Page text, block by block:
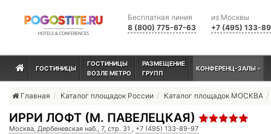
из Москвы
+7 (495) 133-
Бесплатная линия
8 (800) 775-67-63
ГОСТИНИЦЫ
ГОСТИНИЦЫ
ВОЗЛЕ МЕТРО
РАЗМЕЩЕНИЕ
ГРУПП
КОНФЕРЕНЦ-ЗАЛЫ
Главная Каталог площадок России Каталог площадок МОСКВА
ИРРИ ЛОФТ (М. ПАВЕЛЕЦКАЯ)
Москва, Дербеневская наб., 7, стр. 31 , +7 (495) 133-89-97